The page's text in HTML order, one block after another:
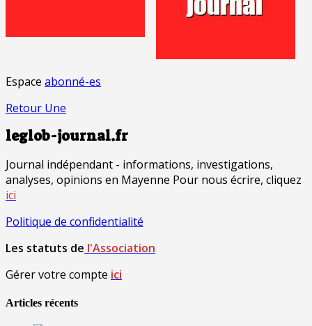
Espace abonné-es
Retour Une
leglob-journal.fr
Journal indépendant - informations, investigations,
analyses, opinions en Mayenne Pour nous écrire, cliquez
ici
Politique de confidentialité
Les statuts de l'Association
Gérer votre compte ici
Articles récents